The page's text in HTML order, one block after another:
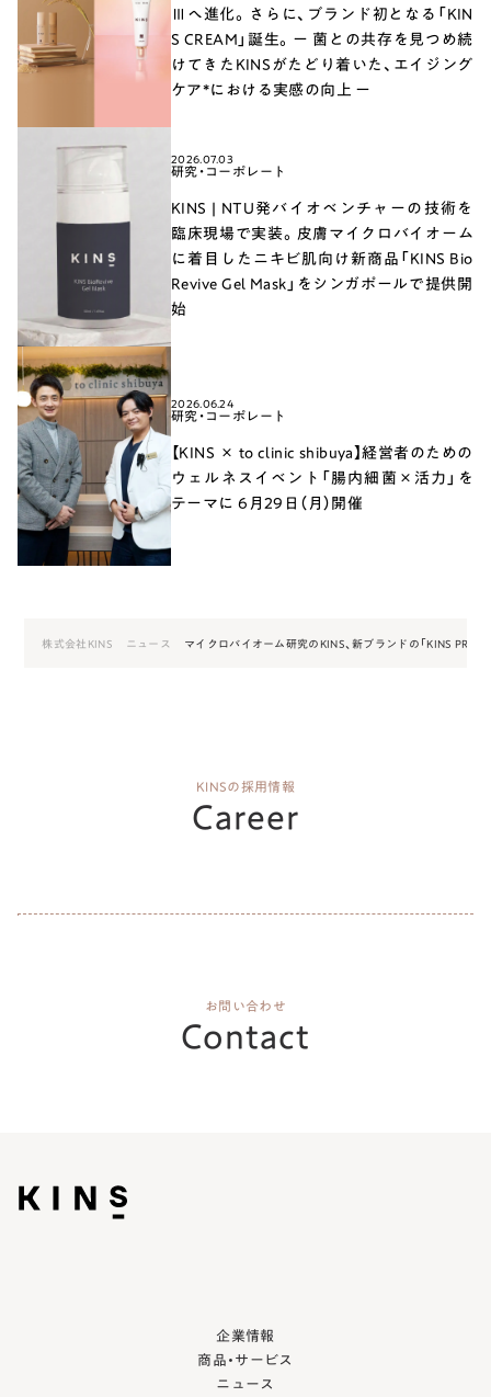
Ⅲへ進化。さらに、ブランド初となる「KIN
S CREAM」誕生。ー 菌との共存を見つめ続
けてきたKINSがたどり着いた、エイジング
ケア*における実感の向上 ー
2026.07.03
研究・コーポレート
KINS | NTU発バイオベンチャーの技術を
臨床現場で実装。皮膚マイクロバイオーム
に着目したニキビ肌向け新商品「KINS Bio
Revive Gel Mask」をシンガポールで提供開
始
2026.06.24
研究・コーポレート
【KINS × to clinic shibuya】経営者のための
ウェルネスイベント「腸内細菌×活力」を
テーマに 6月29日（月）開催
株式会社KINS ニュース マイクロバイオーム研究のKINS、新ブランドの「KINS
KINSの採用情報
Career
お問い合わせ
Contact
企業情報
商品・サービス
ニュース